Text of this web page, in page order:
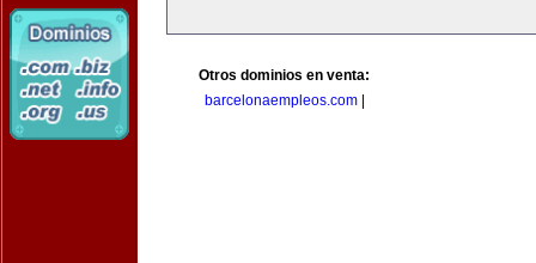
Otros dominios en venta:
barcelonaempleos.com|